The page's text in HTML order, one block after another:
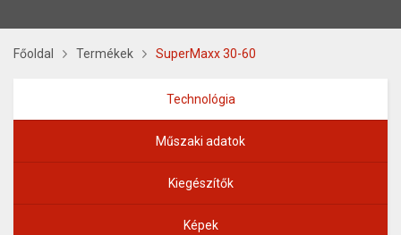
Főoldal Termékek SuperMaxx 30-60
Technológia
Műszaki adatok
Kiegészítők
Képek